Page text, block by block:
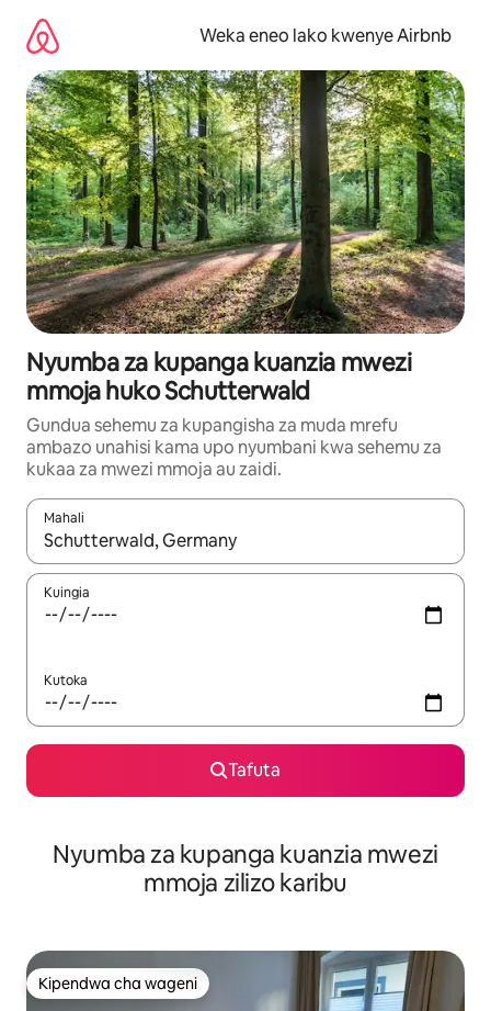
kwenda
kwenye
maudhui
Weka eneo lako kwenye Airbnb
Nyumba za kupanga kuanzia mwezi
mmoja huko Schutterwald
Gundua sehemu za kupangisha za muda mrefu
ambazo unahisi kama upo nyumbani kwa sehemu za
kukaa za mwezi mmoja au zaidi.
Mahali
Wakati matokeo yanapatikana, vinjari kwa kutumia vitufe vya
Kuingia
Kutoka
Tafuta
Nyumba za kupanga kuanzia mwezi
mmoja zilizo karibu
Kipendwa cha wageni
Kipendwa cha wageni